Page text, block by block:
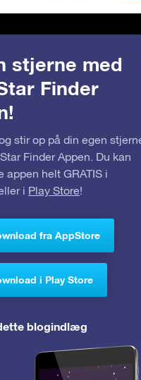
stjerne med
Finder
stir op på din egen
Finder Appen. Du kan
appen helt GRATIS i
i Play Store!
fra AppStore
i Play Store
blogindlæg